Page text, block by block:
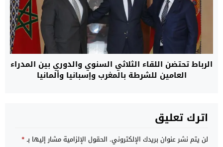
الرباط تحتضن اللقاء الثلاثي السنوي والدوري بين المدراء
العامين للشرطة بالمغرب وإسبانيا وألمانيا
اترك تعليق
لن يتم نشر عنوان بريدك الإلكتروني. الحقول الإلزامية مشار إليها بـ*